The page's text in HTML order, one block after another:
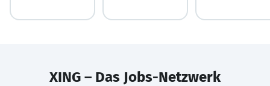
XING – Das Jobs-Netzwerk